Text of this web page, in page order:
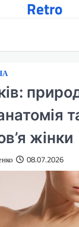
Retro
жінки
08.07.2026